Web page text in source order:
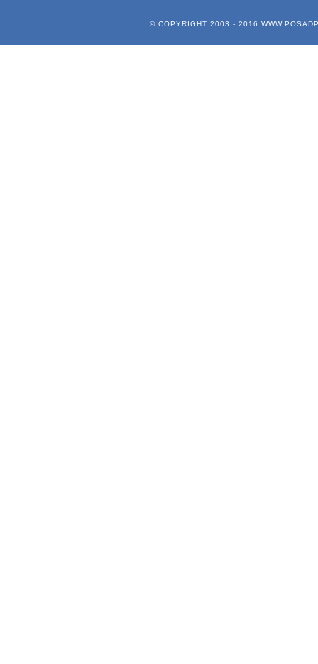
© COPYRIGHT 2003 - 2016